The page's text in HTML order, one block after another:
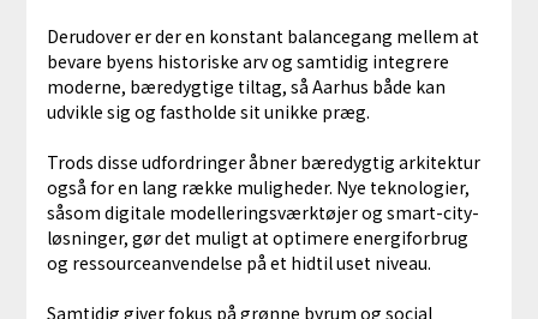
Derudover er der en konstant balancegang mellem at
bevare byens historiske arv og samtidig integrere
moderne, bæredygtige tiltag, så Aarhus både kan
udvikle sig og fastholde sit unikke præg.
Trods disse udfordringer åbner bæredygtig arkitektur
også for en lang række muligheder. Nye teknologier,
såsom digitale modelleringsværktøjer og smart-city-
løsninger, gør det muligt at optimere energiforbrug
og ressourceanvendelse på et hidtil uset niveau.
Samtidig giver fokus på grønne byrum og social